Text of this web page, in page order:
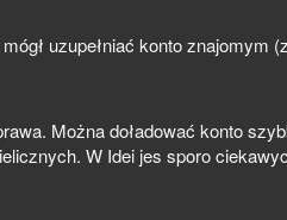
uzupełniać konto znajomym
Można doładować konto
W Idei jes sporo